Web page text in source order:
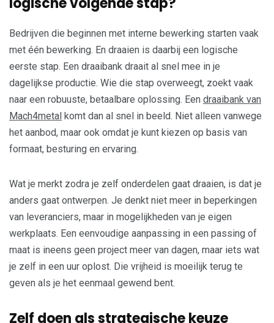
Bedrijven die beginnen met interne bewerking starten vaak
met één bewerking. En draaien is daarbij een logische
eerste stap. Een draaibank draait al snel mee in je
dagelijkse productie. Wie die stap overweegt, zoekt vaak
naar een robuuste, betaalbare oplossing. Een draaibank van
Mach4metal komt dan al snel in beeld. Niet alleen vanwege
het aanbod, maar ook omdat je kunt kiezen op basis van
formaat, besturing en ervaring.
Wat je merkt zodra je zelf onderdelen gaat draaien, is dat je
anders gaat ontwerpen. Je denkt niet meer in beperkingen
van leveranciers, maar in mogelijkheden van je eigen
werkplaats. Een eenvoudige aanpassing in een passing of
maat is ineens geen project meer van dagen, maar iets wat
je zelf in een uur oplost. Die vrijheid is moeilijk terug te
geven als je het eenmaal gewend bent.
Zelf doen als strategische keuze